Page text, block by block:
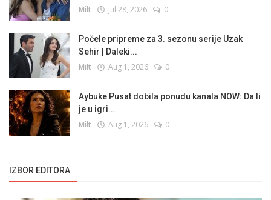
Milt Jul 28, 2026 0
Počele pripreme za 3. sezonu serije Uzak
Sehir | Daleki...
Milt Aug 1, 2026 0
Aybuke Pusat dobila ponudu kanala NOW: Da li
je u igri...
Milt Aug 1, 2026 0
IZBOR EDITORA